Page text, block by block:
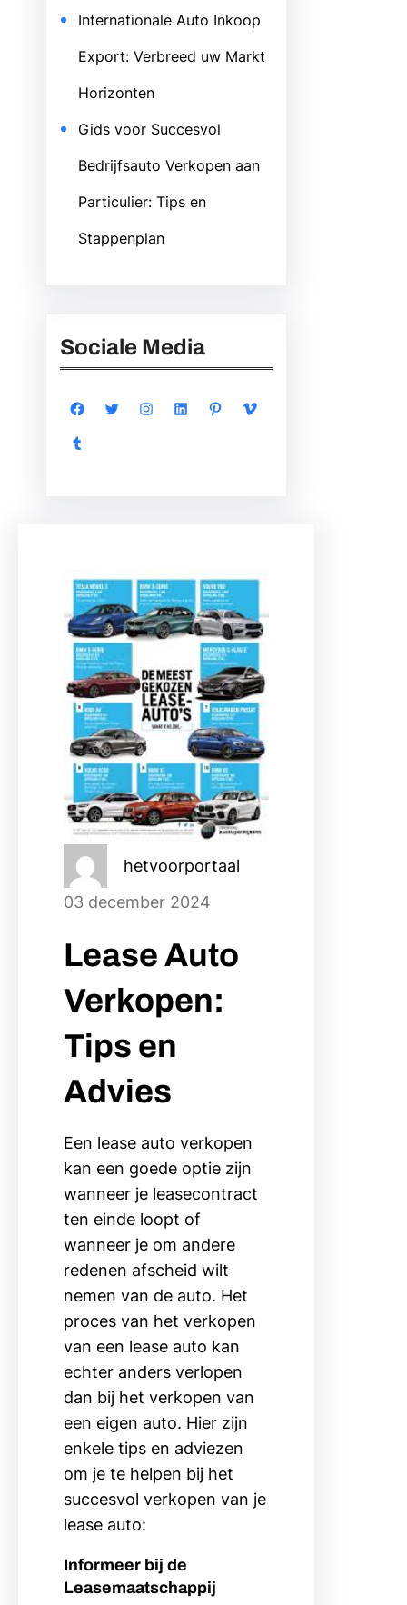
Internationale Auto Inkoop
Export: Verbreed uw Markt
Horizonten
Gids voor Succesvol
Bedrijfsauto Verkopen aan
Particulier: Tips en
Stappenplan
Sociale Media
Facebook Twitter Instagram LinkedIn Pinterest
Vimeo
Tumblr
hetvoorportaal
03 december 2024
Lease Auto
Verkopen:
Tips en
Advies
Een lease auto verkopen
kan een goede optie zijn
wanneer je leasecontract
ten einde loopt of
wanneer je om andere
redenen afscheid wilt
nemen van de auto. Het
proces van het verkopen
van een lease auto kan
echter anders verlopen
dan bij het verkopen van
een eigen auto. Hier zijn
enkele tips en adviezen
om je te helpen bij het
succesvol verkopen van je
lease auto:
Informeer bij de
Leasemaatschappij